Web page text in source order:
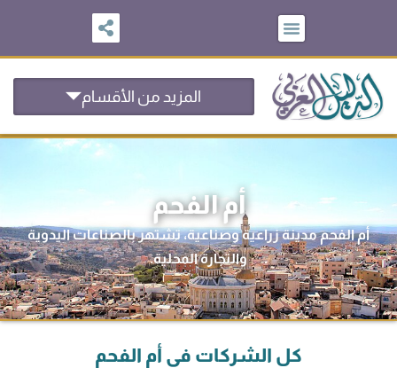
المحتوى
المزيد من الأقسام
أم الفحم
أم الفحم مدينة زراعية وصناعية، تشتهر بالصناعات اليدوية
والتجارة المحلية.
كل الشركات في أم الفحم